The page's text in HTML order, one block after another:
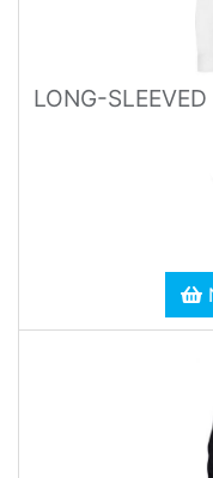
LONG-